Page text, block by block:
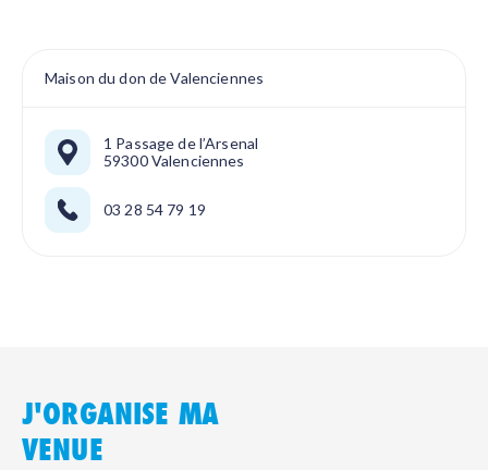
Maison du don de Valenciennes
1 Passage de l’Arsenal
59300 Valenciennes
03 28 54 79 19
J'ORGANISE MA
VENUE